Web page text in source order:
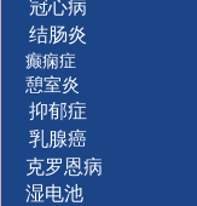
冠心病
结肠炎
癫痫症
憩室炎
抑郁症
乳腺癌
克罗恩病
湿电池